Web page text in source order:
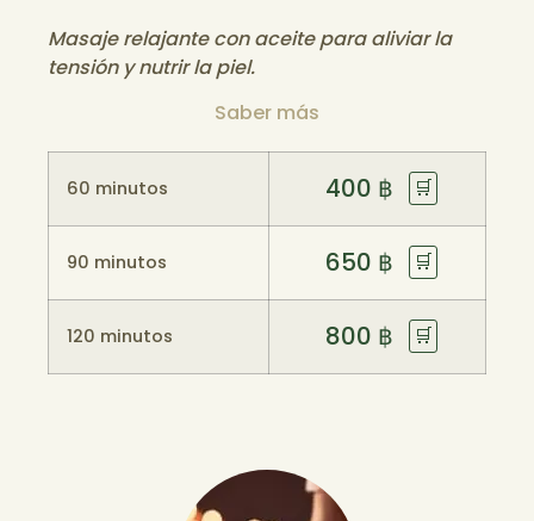
Masaje relajante con aceite para aliviar la
tensión y nutrir la piel.
Saber más
60 minutos 400 ฿ 🛒
90 minutos 650 ฿ 🛒
120 minutos 800 ฿ 🛒